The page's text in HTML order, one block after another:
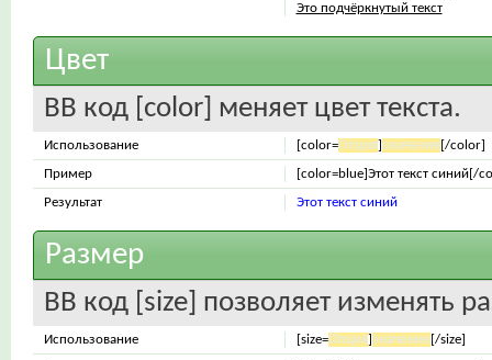
Это подчёркнутый текст
Цвет
BB код [color] меняет цвет текста.
[color=Опция]значение [/color]
Использование
[color=blue]Этот текст синий[/
Пример
Этот текст синий
Результат
Размер
BB код [size] позволяет изменять
[size=Опция]значение [/size]
Использование